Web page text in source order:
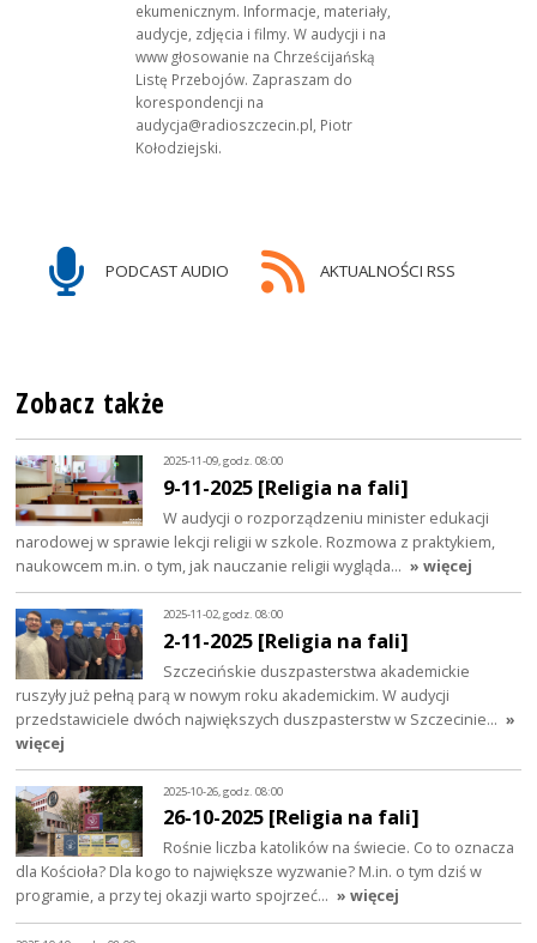
ekumenicznym. Informacje, materiały,
audycje, zdjęcia i filmy. W audycji i na
www głosowanie na Chrześcijańską
Listę Przebojów. Zapraszam do
korespondencji na
audycja@radioszczecin.pl, Piotr
Kołodziejski.
PODCAST AUDIO AKTUALNOŚCI RSS
Zobacz także
2025-11-09, godz. 08:00
9-11-2025 [Religia na fali]
W audycji o rozporządzeniu minister edukacji
narodowej w sprawie lekcji religii w szkole. Rozmowa z praktykiem,
naukowcem m.in. o tym, jak nauczanie religii wygląda… » więcej
2025-11-02, godz. 08:00
2-11-2025 [Religia na fali]
Szczecińskie duszpasterstwa akademickie
ruszyły już pełną parą w nowym roku akademickim. W audycji
przedstawiciele dwóch największych duszpasterstw w Szczecinie… »
więcej
2025-10-26, godz. 08:00
26-10-2025 [Religia na fali]
Rośnie liczba katolików na świecie. Co to oznacza
dla Kościoła? Dla kogo to największe wyzwanie? M.in. o tym dziś w
programie, a przy tej okazji warto spojrzeć… » więcej